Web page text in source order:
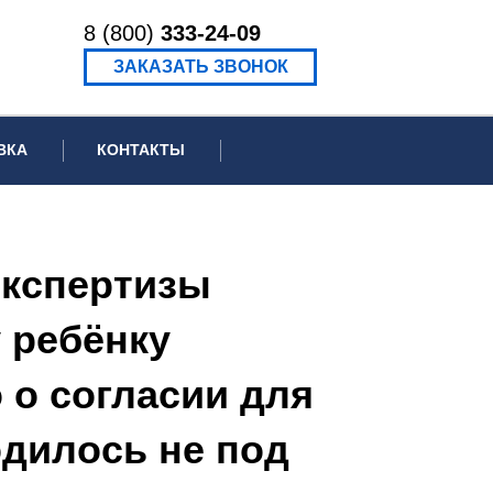
8 (800) 333-24-09
ЗАКАЗАТЬ ЗВОНОК
рецензии
КОНТАКТЫ
согласии для
не под